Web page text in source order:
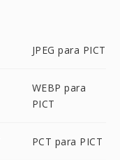
JPEG para PICT
WEBP para
PICT
PCT para PICT